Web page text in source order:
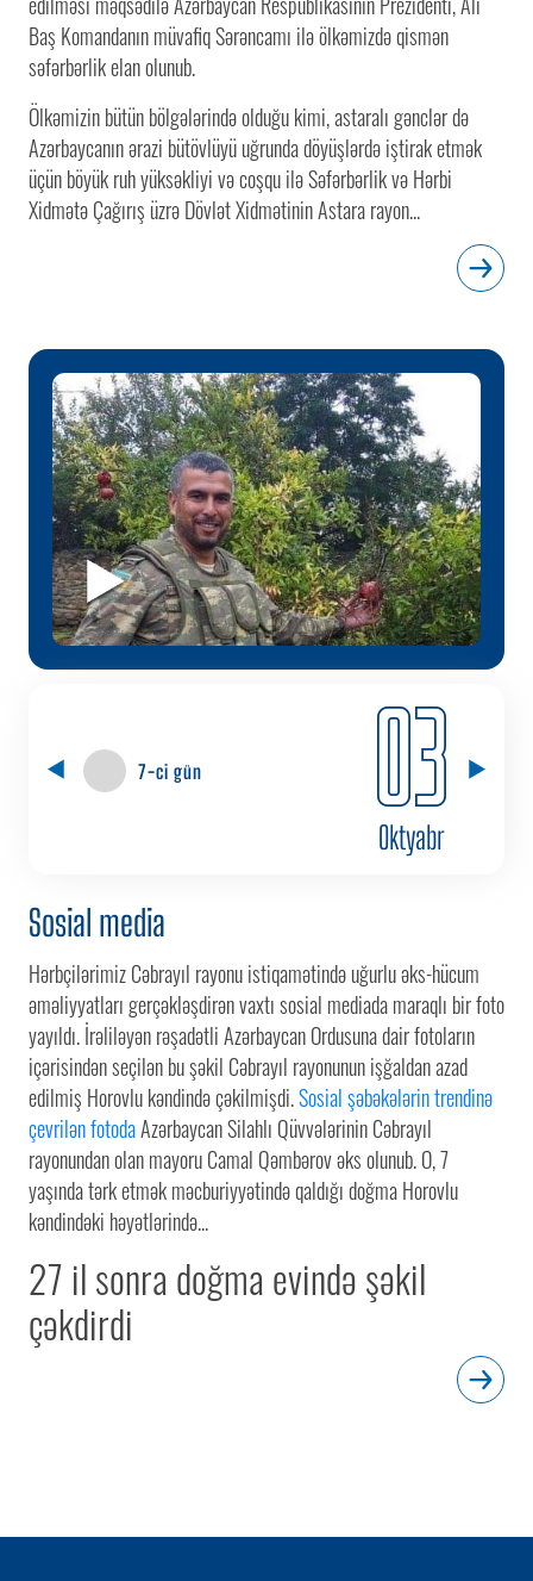
Baş Komandanın müvafiq Sərəncamı ilə ölkəmizdə qismən
səfərbərlik elan olunub.
Ölkəmizin bütün bölgələrində olduğu kimi, astaralı gənclər də
Azərbaycanın ərazi bütövlüyü uğrunda döyüşlərdə iştirak etmək
üçün böyük ruh yüksəkliyi və coşqu ilə Səfərbərlik və Hərbi
Xidmətə Çağırış üzrə Dövlət Xidmətinin Astara rayon...
7-ci gün 03
Oktyabr
Sosial media
27 il sonra doğma evində şəkil
çəkdirdi
Hərbçilərimiz Cəbrayıl rayonu istiqamətində uğurlu əks-hücum
əməliyyatları gerçəkləşdirən vaxtı sosial mediada maraqlı bir foto
yayıldı. İrəliləyən rəşadətli Azərbaycan Ordusuna dair fotoların
içərisindən seçilən bu şəkil Cəbrayıl rayonunun işğaldan azad
edilmiş Horovlu kəndində çəkilmişdi.Sosial şəbəkələrin trendinə
çevrilən fotodaAzərbaycan Silahlı Qüvvələrinin Cəbrayıl
rayonundan olan mayoru Camal Qəmbərov əks olunub. O, 7
yaşında tərk etmək məcburiyyətində qaldığı doğma Horovlu
kəndindəki həyətlərində...